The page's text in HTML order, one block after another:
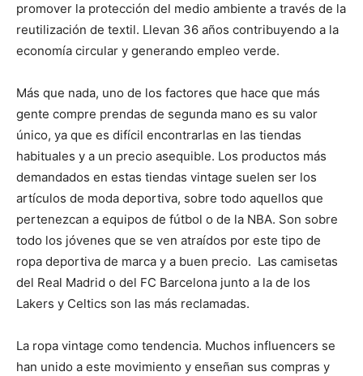
promover la protección del medio ambiente a través de la
reutilización de textil. Llevan 36 años contribuyendo a la
economía circular y generando empleo verde.
Más que nada, uno de los factores que hace que más
gente compre prendas de segunda mano es su valor
único, ya que es difícil encontrarlas en las tiendas
habituales y a un precio asequible. Los productos más
demandados en estas tiendas vintage suelen ser los
artículos de moda deportiva, sobre todo aquellos que
pertenezcan a equipos de fútbol o de la NBA. Son sobre
todo los jóvenes que se ven atraídos por este tipo de
ropa deportiva de marca y a buen precio. Las camisetas
del Real Madrid o del FC Barcelona junto a la de los
Lakers y Celtics son las más reclamadas.
La ropa vintage como tendencia. Muchos influencers se
han unido a este movimiento y enseñan sus compras y